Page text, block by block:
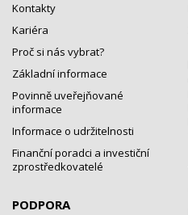
Kontakty
Kariéra
Proč si nás vybrat?
Základní informace
Povinně uveřejňované
informace
Informace o udržitelnosti
Finanční poradci a investiční
zprostředkovatelé
PODPORA